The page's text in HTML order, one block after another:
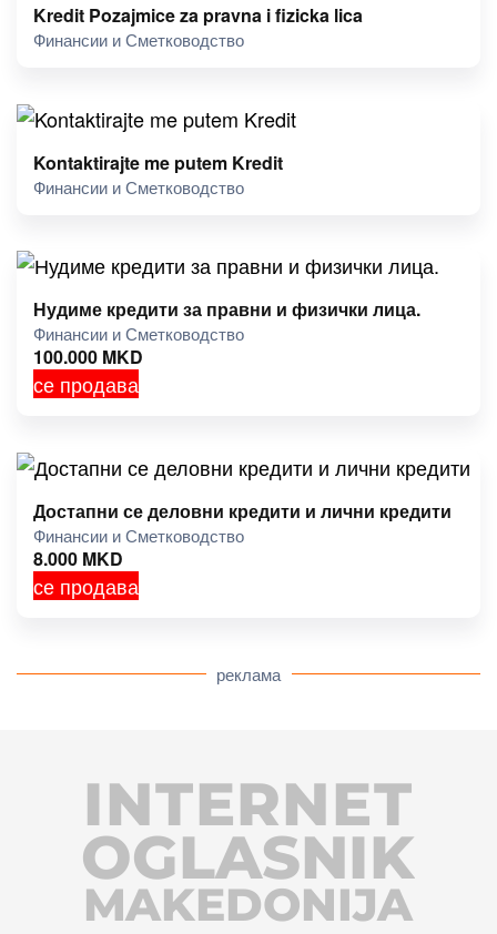
Kredit Pozajmice za pravna i fizicka lica
Финансии и Сметководство
Kontaktirajte me putem Kredit
Финансии и Сметководство
Нудиме кредити за правни и физички лица.
Финансии и Сметководство
100.000 MKD
се продава
Достапни се деловни кредити и лични кредити
Финансии и Сметководство
8.000 MKD
се продава
реклама
INTERNET
MAKEDONIJA
OGLASNIK